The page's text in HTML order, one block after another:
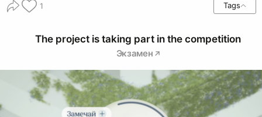
1 Tags
The project is taking part in the competition
Экзамен